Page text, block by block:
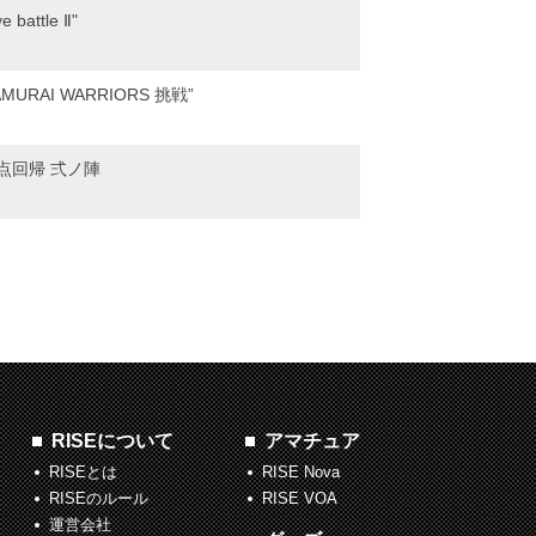
battle Ⅱ"
WARRIORS 挑戦”
回帰 弍ノ陣
RISEについて
RISEとは
RISEのルール
運営会社
アマチュア
RISE Nova
RISE VOA